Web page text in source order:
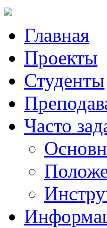
Главная
Проекты
Студенты
Часто